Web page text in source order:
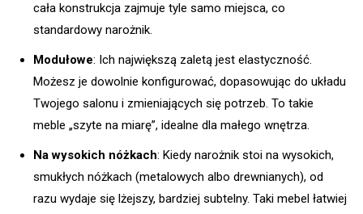
cała konstrukcja zajmuje tyle samo miejsca, co
standardowy narożnik.
Modułowe: Ich największą zaletą jest elastyczność.
Możesz je dowolnie konfigurować, dopasowując do układu
Twojego salonu i zmieniających się potrzeb. To takie
meble „szyte na miarę”, idealne dla małego wnętrza.
Na wysokich nóżkach: Kiedy narożnik stoi na wysokich,
smukłych nóżkach (metalowych albo drewnianych), od
razu wydaje się lżejszy, bardziej subtelny. Taki mebel łatwiej